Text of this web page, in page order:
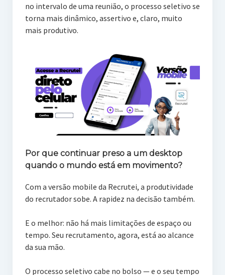
no intervalo de uma reunião, o processo seletivo se
torna mais dinâmico, assertivo e, claro, muito
mais produtivo.
Por que continuar preso a um desktop
quando o mundo está em movimento?
Com a versão mobile da Recrutei, a produtividade
do recrutador sobe. A rapidez na decisão também.
E o melhor: não há mais limitações de espaço ou
tempo. Seu recrutamento, agora, está ao alcance
da sua mão.
O processo seletivo cabe no bolso — e o seu tempo